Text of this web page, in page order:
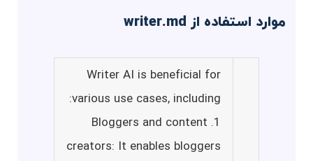
موارد استفاده از writer.md
Writer AI is beneficial for
various use cases, including:
1. Bloggers and content
creators: It enables bloggers